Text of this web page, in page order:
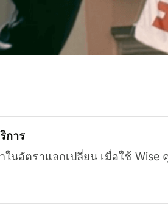
การ
นอัตราแลกเปลี่ยน เมื่อใช้ Wise